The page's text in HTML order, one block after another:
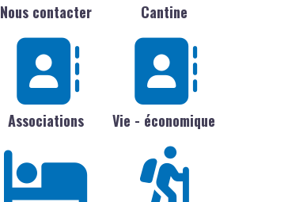
Nous contacter Cantine
Associations Vie - économique